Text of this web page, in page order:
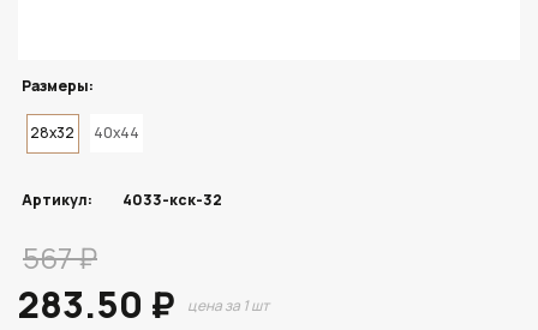
Размеры:
28x32 40x44
Артикул: 4033-кск-32
567 ₽
283.50 ₽ цена за 1 шт